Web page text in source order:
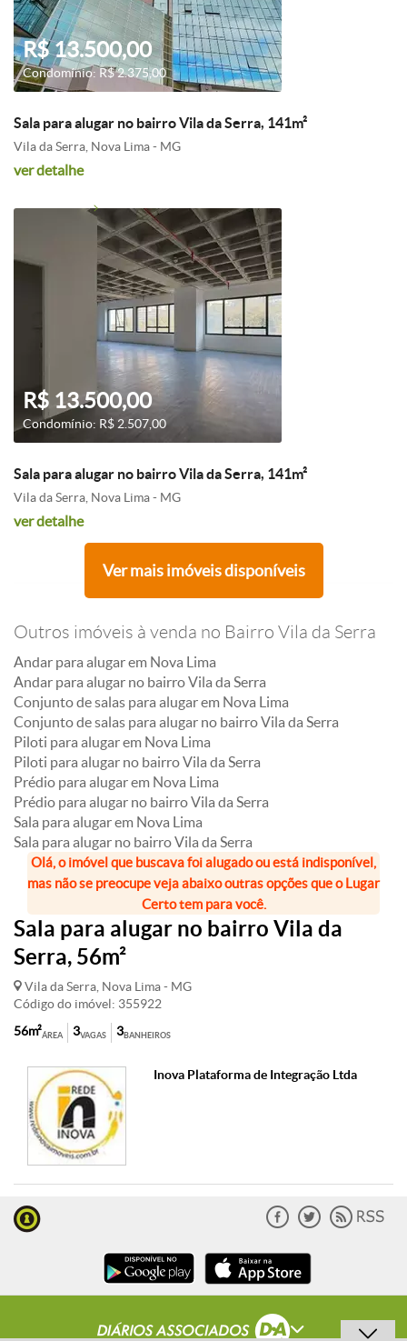
R$ 13.500,00
Condomínio: R$ 2.375,00
Sala para alugar no bairro Vila da Serra, 141m²
Vila da Serra, Nova Lima - MG
ver detalhe
R$ 13.500,00
Condomínio: R$ 2.507,00
Sala para alugar no bairro Vila da Serra, 141m²
Vila da Serra, Nova Lima - MG
ver detalhe
Ver mais imóveis disponíveis
Outros imóveis à venda no Bairro Vila da Serra
Andar para alugar em Nova Lima
Andar para alugar no bairro Vila da Serra
Conjunto de salas para alugar em Nova Lima
Conjunto de salas para alugar no bairro Vila da Serra
Piloti para alugar em Nova Lima
Piloti para alugar no bairro Vila da Serra
Prédio para alugar em Nova Lima
Prédio para alugar no bairro Vila da Serra
Sala para alugar em Nova Lima
Sala para alugar no bairro Vila da Serra
Olá, o imóvel que buscava foi alugado ou está indisponível,
mas não se preocupe veja abaixo outras opções que o Lugar
Certo tem para você.
Sala para alugar no bairro Vila da
Serra, 56m²
Vila da Serra, Nova Lima - MG
Código do imóvel: 355922
ÁREA
56m² VAGAS
3 BANHEIROS
3
Inova Plataforma de Integração Ltda